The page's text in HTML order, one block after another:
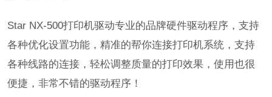
Star NX-500打印机驱动专业的品牌硬件驱动程序，支持
各种优化设置功能，精准的帮你连接打印机系统，支持
各种线路的连接，轻松调整质量的打印效果，使用也很
便捷，非常不错的驱动程序！